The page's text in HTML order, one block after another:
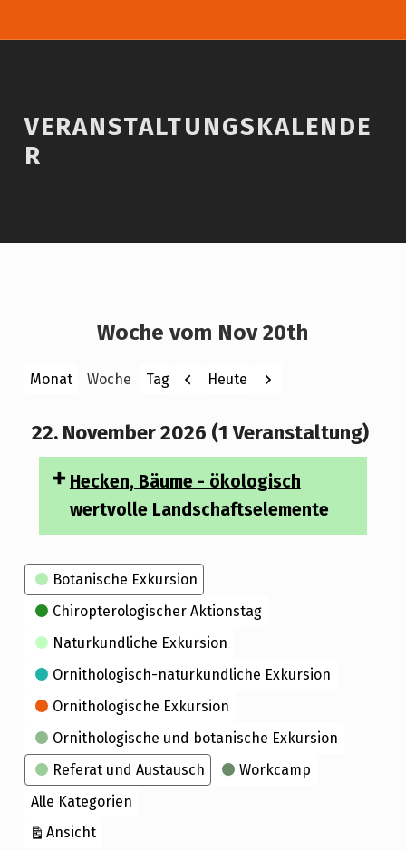
VERANSTALTUNGSKALENDE
R
Woche vom Nov 20th
Monat Woche Tag Zurück
Heute Weiter
22. November 2026 (1 Veranstaltung)
Hecken, Bäume - ökologisch
wertvolle Landschaftselemente
Kategorien
Botanische Exkursion
Chiropterologischer Aktionstag
Naturkundliche Exkursion
Ornithologisch-naturkundliche Exkursion
Ornithologische Exkursion
Ornithologische und botanische Exkursion
Referat und Austausch
Workcamp
Alle Kategorien
Ansichtausdrucken